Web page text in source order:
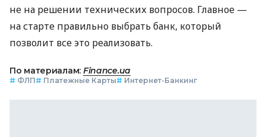
не на решении технических вопросов. Главное —
на старте правильно выбрать банк, который
позволит все это реализовать.
По материалам: Finance.ua
# ФЛП# Платежные Карты# Интернет-Банкинг